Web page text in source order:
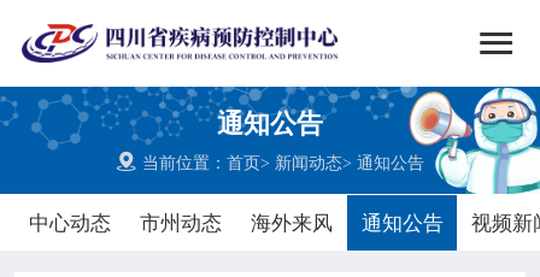

通知公告
 当前位置：首页> 新闻动态>通知公告
中心动态 市州动态 海外来风 通知公告 视频新

网站首页
中心概况 